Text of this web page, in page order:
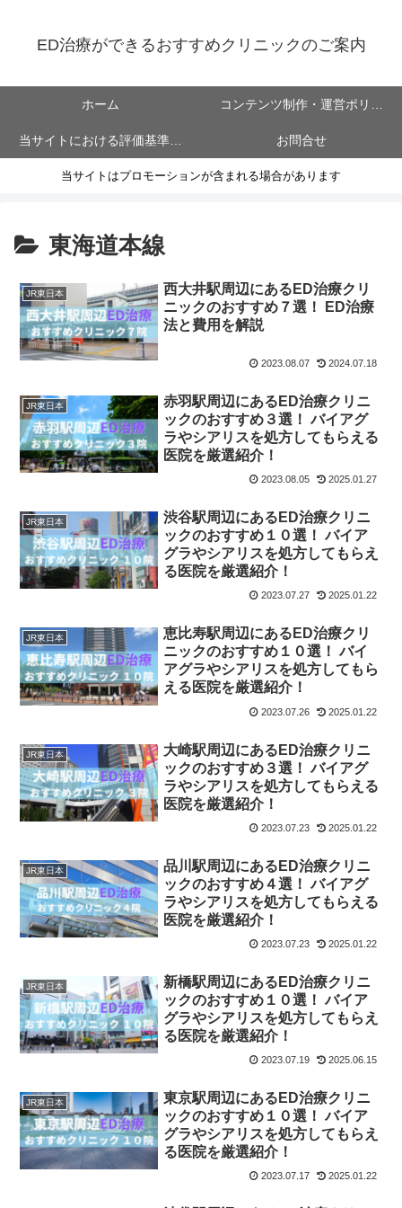
ED治療ができるおすすめクリニックのご案内
ホーム コンテンツ制作・運営ポリシ
ー
当サイトにおける評価基準に
ついて
お問合せ
当サイトはプロモーションが含まれる場合があります
東海道本線
JR東日本
西大井駅周辺にあるED治療クリ
ニックのおすすめ７選！ ED治療
法と費用を解説
2023.08.07 2024.07.18
JR東日本
赤羽駅周辺にあるED治療クリニ
ックのおすすめ３選！ バイアグ
ラやシアリスを処方してもらえる
医院を厳選紹介！
2023.08.05 2025.01.27
JR東日本
渋谷駅周辺にあるED治療クリニ
ックのおすすめ１０選！ バイア
グラやシアリスを処方してもらえ
る医院を厳選紹介！
2023.07.27 2025.01.22
JR東日本
恵比寿駅周辺にあるED治療クリ
ニックのおすすめ１０選！ バイ
アグラやシアリスを処方してもら
える医院を厳選紹介！
2023.07.26 2025.01.22
JR東日本
大崎駅周辺にあるED治療クリニ
ックのおすすめ３選！ バイアグ
ラやシアリスを処方してもらえる
医院を厳選紹介！
2023.07.23 2025.01.22
JR東日本
品川駅周辺にあるED治療クリニ
ックのおすすめ４選！ バイアグ
ラやシアリスを処方してもらえる
医院を厳選紹介！
2023.07.23 2025.01.22
JR東日本
新橋駅周辺にあるED治療クリニ
ックのおすすめ１０選！ バイア
グラやシアリスを処方してもらえ
る医院を厳選紹介！
2023.07.19 2025.06.15
JR東日本
東京駅周辺にあるED治療クリニ
ックのおすすめ１０選！ バイア
グラやシアリスを処方してもらえ
る医院を厳選紹介！
2023.07.17 2025.01.22